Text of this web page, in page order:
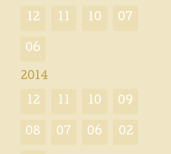
12 11 10 07
06
2014
12 11 10 09
08 07 06 02